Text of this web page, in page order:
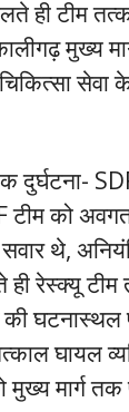
ही टीम
मुख्य
सेवा
दुर्घटना-
टीम को
थे,
ही रेस्क्यू
घटनास्थल
घायल
मार्ग